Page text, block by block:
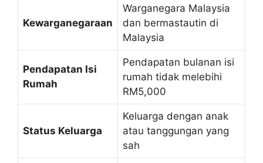
Kewarganegaraan
Warganegara Malaysia
dan bermastautin di
Malaysia
Pendapatan Isi
Rumah
Pendapatan bulanan isi
rumah tidak melebihi
RM5,000
Status Keluarga
Keluarga dengan anak
atau tanggungan yang
sah